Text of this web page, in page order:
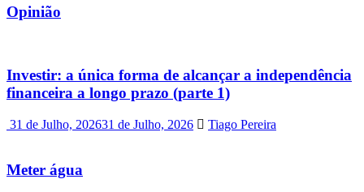
Opinião
Investir: a única forma de alcançar a independência
financeira a longo prazo (parte 1)
31 de Julho, 202631 de Julho, 2026 Tiago Pereira
Meter água